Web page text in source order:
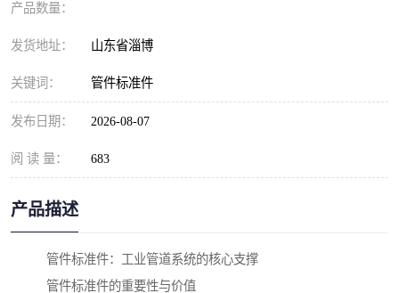
产品数量：
发货地址： 山东省淄博
关键词： 管件标准件
发布日期： 2026-08-07
阅 读 量： 683
产品描述
管件标准件：工业管道系统的核心支撑
管件标准件的重要性与价值